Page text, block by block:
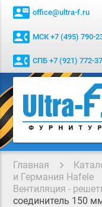
contact_mail office@ultra-f.ru
contact_phone МСК +7 (495) 790-
contact_phone СПБ +7 (921) 772-
Главная
и Германия Hafele
Вентиляция -
соединитель 150